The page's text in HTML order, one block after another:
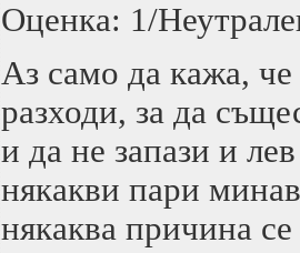
Оценка: 1/
Аз само да кажа,
разходи, за да
и да не запази и
някакви пари
някаква причина се